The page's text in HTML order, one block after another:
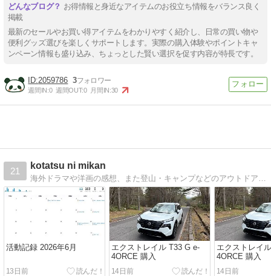
お得情報と身近なアイテムのお役立ち情報をバランス良く
掲載
最新のセールやお買い得アイテムをわかりやすく紹介し、日常の買い物や
便利グッズ選びを楽しくサポートします。実際の購入体験やポイントキャ
ンペーン情報も盛り込み、ちょっとした賢い選択を促す内容が特長です。
2059786 3
週間IN:0 週間OUT:0 月間IN:30
21
kotatsu ni mikan
海外ドラマや洋画の感想、また登山・キャンプなどのアウトドア全般、その他ガジェットやテレワークの話題を中心とした個人ブログです。
活動記録 2026年6月
13日前
エクストレイル T33 G e-
4ORCE 購入
14日前
エクストレイ
4ORCE 購入
14日前